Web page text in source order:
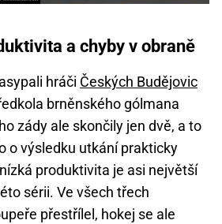
a chyby v obraně
hráči Českých Budějovic
brněnského gólmana
zády ale skončily jen dvě, a to
o výsledku utkání prakticky
produktivita je asi největší
sérii. Ve všech třech
přestřílel, hokej se ale